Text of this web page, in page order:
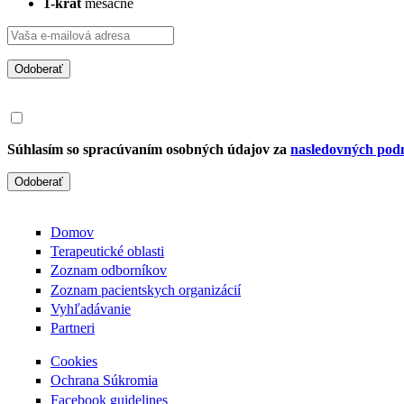
Odoberať
Súhlasím so spracúvaním osobných údajov za nasledovných
Odoberať
Domov
Terapeutické oblasti
Zoznam odborníkov
Zoznam pacientskych organizácií
Vyhľadávanie
Partneri
Cookies
Ochrana Súkromia
Facebook guidelines